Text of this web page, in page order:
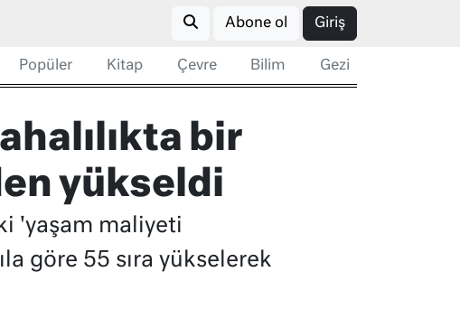
Abone ol Giriş
Popüler Kitap Çevre Bilim Gezi
bir
yükseldi
'yaşam maliyeti
göre 55 sıra yükselerek